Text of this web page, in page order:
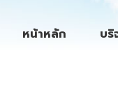
หน้าหลัก บริ